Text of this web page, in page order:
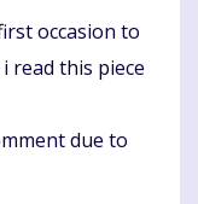
occasion to
read this piece
due to